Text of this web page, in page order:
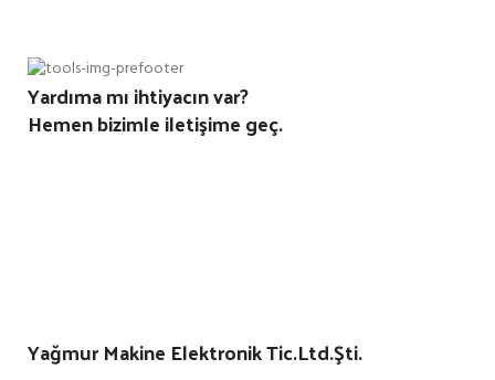
Yardıma mı ihtiyacın var?
Hemen bizimle iletişime geç.
Yağmur Makine Elektronik Tic.Ltd.Şti.